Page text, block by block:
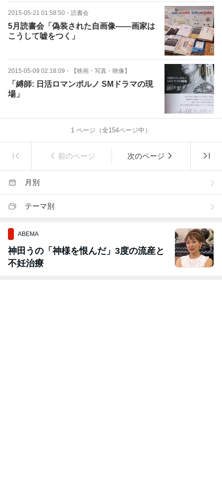
2015-05-21 01:58:50 ・ 読書会
5月読書会「偽装された自画像――画家は
こうして嘘をつく」
2015-05-09 02:18:09 ・ 【映画・写真・映像】
「縛師: 日活ロマンポルノ SMドラマの現
場」
1 ページ（全154ページ中）
前のページ 次のページ
月別
テーマ別
ABEMA
神田うの「神様を恨んだ」3度の流産と
不妊治療